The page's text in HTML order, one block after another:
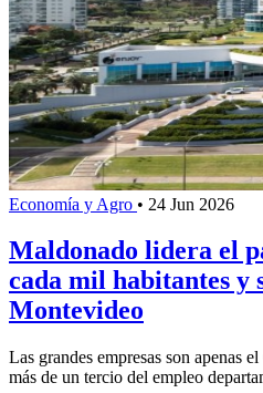
Economía y Agro • 24 Jun 2026
Maldonado lidera el
cada mil habitantes y
Montevideo
Las grandes empresas son apenas
más de un tercio del empleo